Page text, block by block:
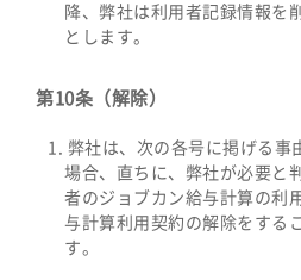
降、弊社は利用者記録情報を
とします。
第10条（解除）
弊社は、次の各号に掲げる事
場合、直ちに、弊社が必要と
者のジョブカン給与計算の利
与計算利用契約の解除をする
す。